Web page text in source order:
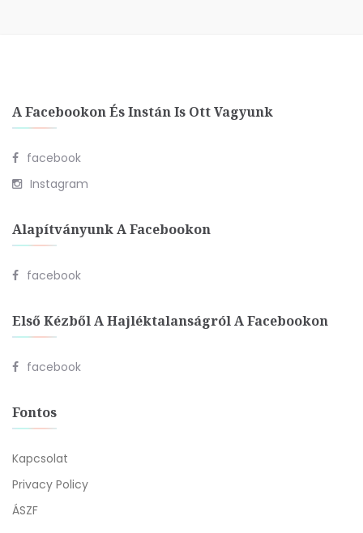
A Facebookon És Instán Is Ott Vagyunk
facebook
Instagram
Alapítványunk A Facebookon
facebook
Első Kézből A Hajléktalanságról A Facebookon
facebook
Fontos
Kapcsolat
Privacy Policy
ÁSZF